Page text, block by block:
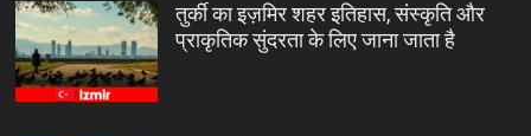
तुर्की का इज़मिर शहर इतिहास, संस्कृति और
प्राकृतिक सुंदरता के लिए जाना जाता है